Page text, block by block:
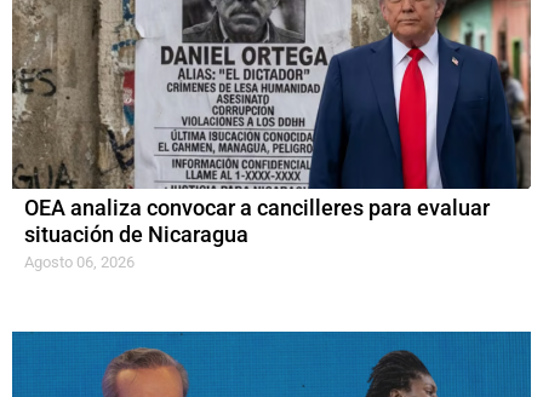
OEA analiza convocar a cancilleres para evaluar
situación de Nicaragua
Agosto 06, 2026